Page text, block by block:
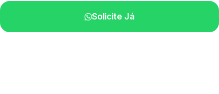
Solicite Já